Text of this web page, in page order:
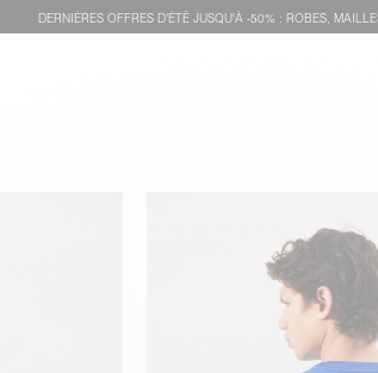
DERNIÈRES OFFRES D'ÉTÊ JUSQU'À -50% : ROBES,